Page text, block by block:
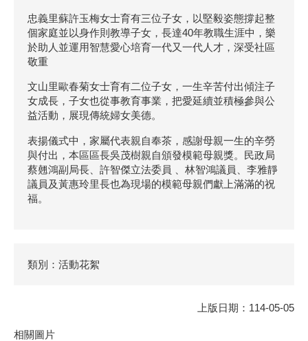
忠義里蘇許玉梅女士育有三位子女，以堅毅姿態撐起整
個家庭並以身作則教導子女，長達40年教職生涯中，樂
於助人並運用智慧愛心培育一代又一代人才，深受社區
敬重
文山里歐春菊女士育有二位子女，一生辛苦付出傾注子
女成長，子女也從事教育事業，把愛延續並積極參與公
益活動，展現傳統婦女美德。
表揚儀式中，家屬代表親自奉茶，感謝母親一生的辛勞
與付出，本區區長吳茂樹親自頒發模範母親獎。民政局
蔡翹鴻副局長、許智傑立法委員 、林智鴻議員、李雅靜
議員及黃惠玲里長也為現場的模範母親們獻上滿滿的祝
福。
類別：活動花絮
上版日期：114-05-05
相關圖片